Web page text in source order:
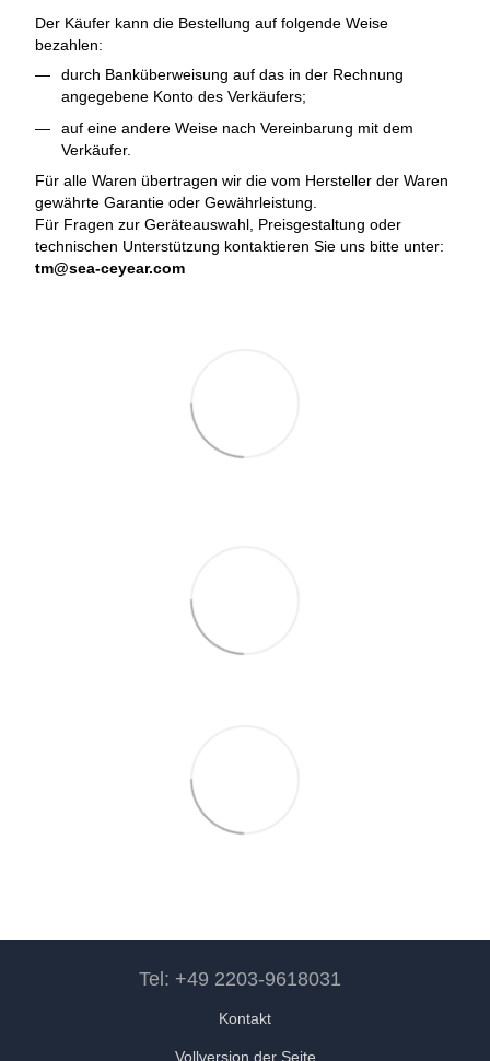
Der Käufer kann die Bestellung auf folgende Weise
bezahlen:
durch Banküberweisung auf das in der Rechnung
angegebene Konto des Verkäufers;
auf eine andere Weise nach Vereinbarung mit dem
Verkäufer.
Für alle Waren übertragen wir die vom Hersteller der Waren
gewährte Garantie oder Gewährleistung.
Für Fragen zur Geräteauswahl, Preisgestaltung oder
technischen Unterstützung kontaktieren Sie uns bitte unter:
tm@sea-ceyear.com
Tel: +49 2203-9618031
Kontakt
Vollversion der Seite